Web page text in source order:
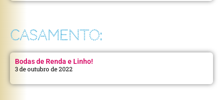
CASAMENTO:
Bodas de Renda e Linho!
3 de outubro de 2022